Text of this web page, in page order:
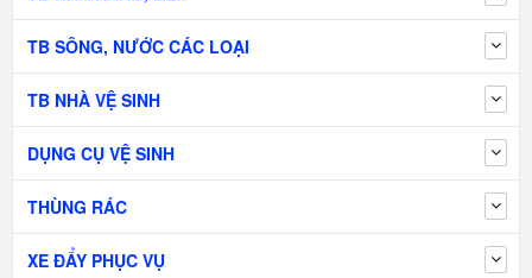
TB SÔNG, NƯỚC CÁC LOẠI
TB NHÀ VỆ SINH
DỤNG CỤ VỆ SINH
THÙNG RÁC
XE ĐẨY PHỤC VỤ